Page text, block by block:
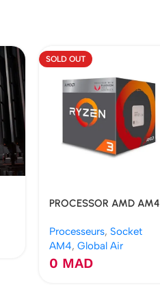
SOLD OUT
PROCESSOR AMD AM4
4X4.0GHZ 6MB BOX
Processeurs, Socket
AM4, Global Air
0 MAD